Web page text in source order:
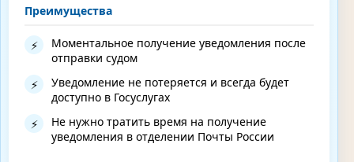
Преимущества
⚡
Моментальное получение уведомления после
отправки судом
⚡
Уведомление не потеряется и всегда будет
доступно в Госуслугах
⚡
Не нужно тратить время на получение
уведомления в отделении Почты России